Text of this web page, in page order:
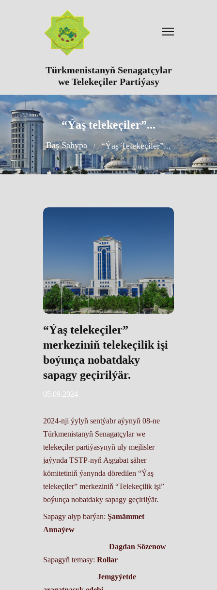
Türkmenistanyň Senagatçylar
we Telekeçiler Partiýasy
“Ýaş telekeçiler”...
Baş Sahypa “Ýaş Telekeçiler”...
“Ýaş telekeçiler”
merkeziniň telekeçilik işi
boýunça nobatdaky
sapagy geçirilýär.
05.09.2024
2024-nji ýylyň sentýabr aýynyň 08-ne
Türkmenistanyň Senagatçylar we
telekeçiler partiýasynyň uly mejlisler
jaýynda TSTP-nyň Aşgabat şäher
kömitetiniň ýanynda döredilen “Ýaş
telekeçiler” merkeziniň “Telekeçilik işi”
boýunça nobatdaky sapagy geçirilýär.
Sapagy alyp barýan: Şamämmet
Annaýew
Dagdan Sözenow
Sapagyň temasy: Rollar
Jemgyýetde